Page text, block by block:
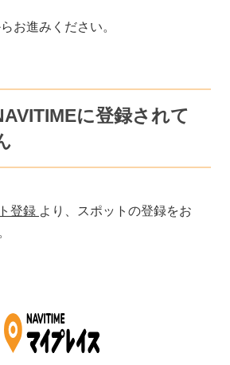
お進みください。
に登録されて
登録 より、スポットの登録をお